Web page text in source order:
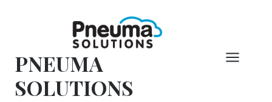
PNEUMA
SOLUTIONS